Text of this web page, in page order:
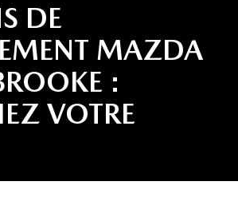
DE
MAZDA
:
VOTRE